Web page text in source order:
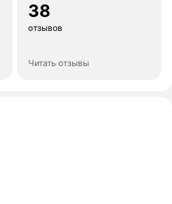
38
отзывов
Читать отзывы